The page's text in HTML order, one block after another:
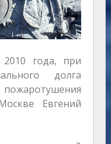
года, при
долга
Евгений